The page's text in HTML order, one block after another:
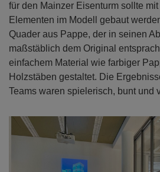
für den Mainzer Eisenturm sollte
Elementen im Modell gebaut
Quader aus Pappe, der in seinen
maßstäblich dem Original
einfachem Material wie farbiger
Holzstäben gestaltet. Die
Teams waren spielerisch, bunt und
Previous